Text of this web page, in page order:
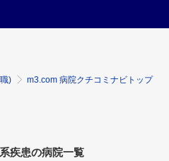
)
m3.com 病院クチコミナビトップ
疾患の病院一覧